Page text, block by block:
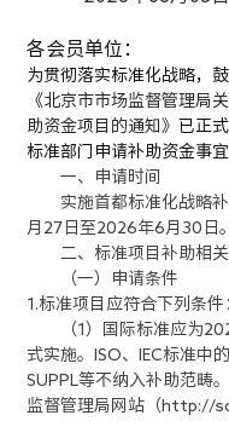
各会员单位：
为贯彻落实标准化战略，
《北京市市场监督管理局
助资金项目的通知 》 已正
标准部门申请补助资金事宜
一、申请时间
实施首都标准化战略补
月27日至2026年6月30日。
二、标准项目补助相关
（一）申请条件
1.标准项目应符合下列条件
（1）国际标准应为
式实施。ISO、IEC标准中
SUPPL等不纳入补助范畴
监督管理局网站（http://